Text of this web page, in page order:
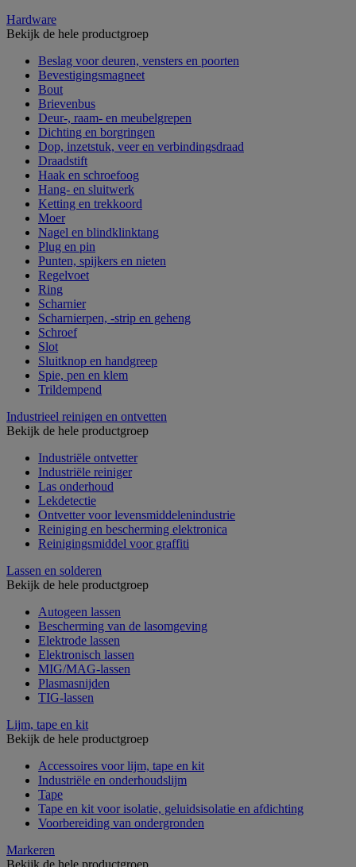
Hardware
Bekijk de hele productgroep
Beslag voor deuren, vensters en poorten
Bevestigingsmagneet
Bout
Brievenbus
Deur-, raam- en meubelgrepen
Dichting en borgringen
Dop, inzetstuk, veer en verbindingsdraad
Draadstift
Haak en schroefoog
Hang- en sluitwerk
Ketting en trekkoord
Moer
Nagel en blindklinktang
Plug en pin
Punten, spijkers en nieten
Regelvoet
Ring
Scharnier
Scharnierpen, -strip en geheng
Schroef
Slot
Sluitknop en handgreep
Spie, pen en klem
Trildempend
Industrieel reinigen en ontvetten
Bekijk de hele productgroep
Industriële ontvetter
Industriële reiniger
Las onderhoud
Lekdetectie
Ontvetter voor levensmiddelenindustrie
Reiniging en bescherming elektronica
Reinigingsmiddel voor graffiti
Lassen en solderen
Bekijk de hele productgroep
Autogeen lassen
Bescherming van de lasomgeving
Elektrode lassen
Elektronisch lassen
MIG/MAG-lassen
Plasmasnijden
TIG-lassen
Lijm, tape en kit
Bekijk de hele productgroep
Accessoires voor lijm, tape en kit
Industriële en onderhoudslijm
Tape
Tape en kit voor isolatie, geluidsisolatie en afdichting
Voorbereiding van ondergronden
Markeren
Bekijk de hele productgroep